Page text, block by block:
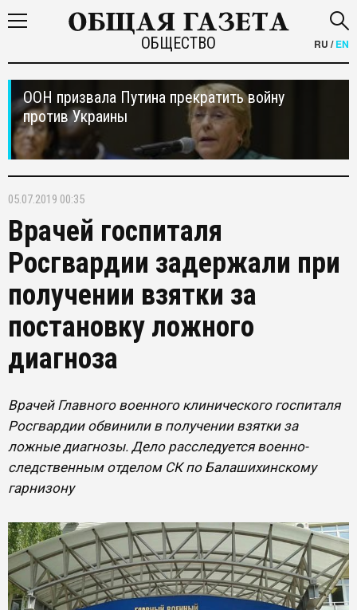
ОБЩЕСТВО RU /EN
ООН призвала Путина прекратить войну
против Украины
05.07.2019 00:35
Врачей госпиталя
Росгвардии задержали при
получении взятки за
постановку ложного
диагноза
Врачей Главного военного клинического госпиталя
Росгвардии обвинили в получении взятки за
ложные диагнозы. Дело расследуется военно-
следственным отделом СК по Балашихинскому
гарнизону